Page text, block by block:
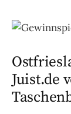
Juist.de